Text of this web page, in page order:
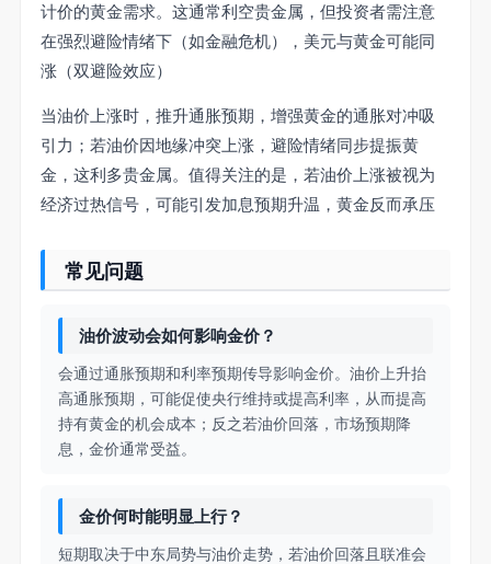
计价的黄金需求。这通常利空贵金属，但投资者需注意
在强烈避险情绪下（如金融危机），美元与黄金可能同
涨（双避险效应）
当油价上涨时，推升通胀预期，增强黄金的通胀对冲吸
引力；若油价因地缘冲突上涨，避险情绪同步提振黄
金，这利多贵金属。值得关注的是，若油价上涨被视为
经济过热信号，可能引发加息预期升温，黄金反而承压
常见问题
油价波动会如何影响金价？
会通过通胀预期和利率预期传导影响金价。油价上升抬
高通胀预期，可能促使央行维持或提高利率，从而提高
持有黄金的机会成本；反之若油价回落，市场预期降
息，金价通常受益。
金价何时能明显上行？
短期取决于中东局势与油价走势，若油价回落且联准会